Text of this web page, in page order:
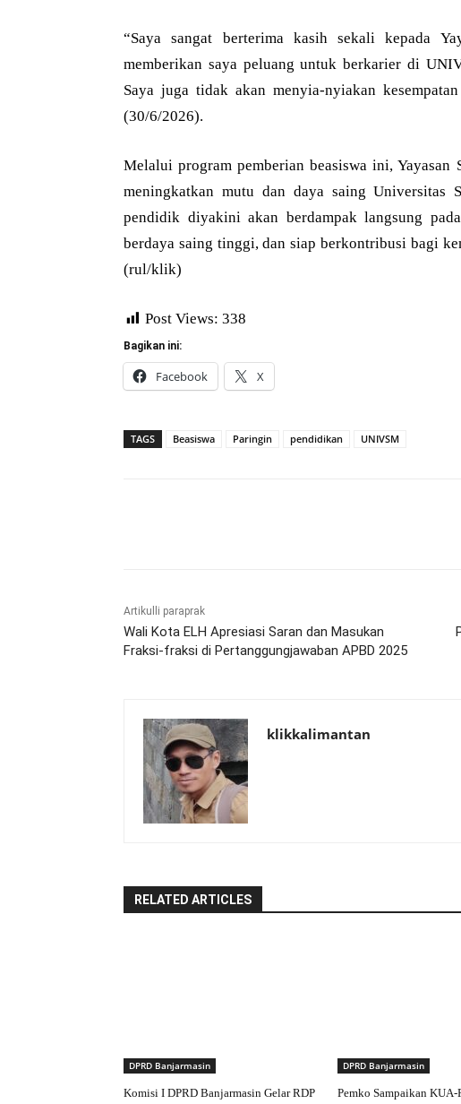
“Saya sangat berterima kasih sekali kepada
memberikan saya peluang untuk berkarier di
Saya juga tidak akan menyia-nyiakan
(30/6/2026).
Melalui program pemberian beasiswa ini, Yayasan
meningkatkan mutu dan daya saing Universitas
pendidik diyakini akan berdampak langsung
berdaya saing tinggi, dan siap berkontribusi bagi
(rul/klik)
Post Views: 338
Bagikan ini:
Facebook X
TAGS Beasiswa Paringin pendidikan UNIVSM
Artikulli paraprak
Wali Kota ELH Apresiasi Saran dan Masukan
Fraksi-fraksi di Pertanggungjawaban APBD 2025
klikkalimantan
RELATED ARTICLES
DPRD Banjarmasin
Komisi I DPRD Banjarmasin Gelar RDP
DPRD Banjarmasin
Pemko Sampaikan KUA-